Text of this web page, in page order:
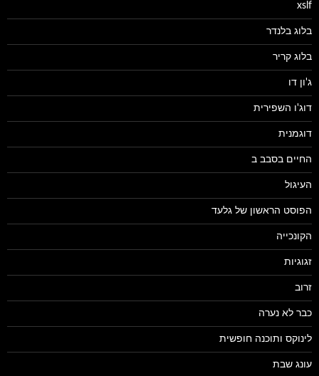
xslf
בלוג בלנדר
בלוג קריר
ג'ון דו
דוג'ו השפירית
דוגמנית
החיים בסבב ב
העיגול
הפוסט הראשון של גלעד
הקונכייה
זגוגיות
זרוב
כבר לא נערה
לינוקס ותוכנה חופשית
עונג שבת